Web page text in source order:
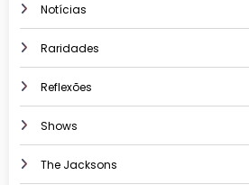
Notícias
Raridades
Reflexões
Shows
The Jacksons